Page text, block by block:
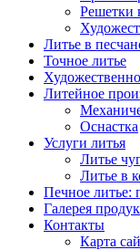
Решетки
Литье в
Точное литье
Литейное
Оснастка
Услуги литья
Литье
Литье в
Печное литье:
Галерея
Контакты
Карта